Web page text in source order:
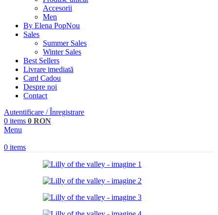
Accesorii
Men
By Elena PopNou
Sales
Summer Sales
Winter Sales
Best Sellers
Livrare imediată
Card Cadou
Despre noi
Contact
Autentificare / Înregistrare
0 items 0 RON
Menu
0 items